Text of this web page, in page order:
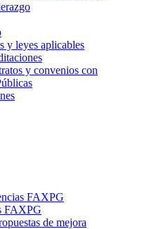
y leyes aplicables
y convenios con
FAXPG
FAXPG
de mejora